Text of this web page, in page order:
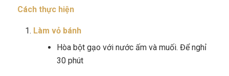
Cách thực hiện
Làm vỏ bánh
Hòa bột gạo với nước ấm và muối. Để nghỉ
30 phút